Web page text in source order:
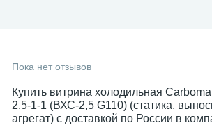
Пока нет отзывов
Купить витрина холодильная
2,5-1-1 (ВХС-2,5 G110) (статика,
агрегат) с доставкой по России в